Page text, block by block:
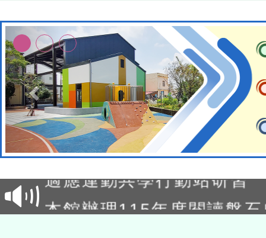
本校115學年度第2次代理
本館辦理115年度閱讀磐